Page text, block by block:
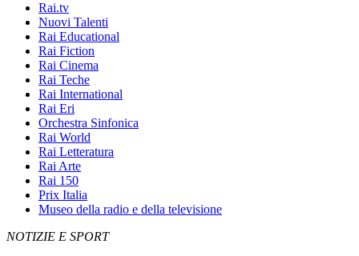
Rai.tv
Nuovi Talenti
Rai Educational
Rai Fiction
Rai Cinema
Rai Teche
Rai International
Rai Eri
Orchestra Sinfonica
Rai World
Rai Letteratura
Rai Arte
Rai 150
Prix Italia
Museo della radio e della televisione
NOTIZIE E SPORT